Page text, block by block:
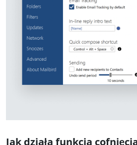
Jak działa funkcja